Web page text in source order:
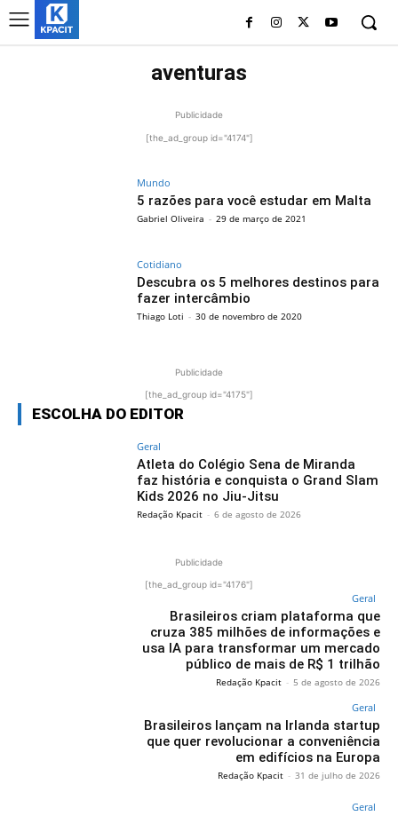
aventuras
Publicidade
[the_ad_group id="4174"]
Mundo
5 razões para você estudar em Malta
Gabriel Oliveira - 29 de março de 2021
Cotidiano
Descubra os 5 melhores destinos para
fazer intercâmbio
Thiago Loti - 30 de novembro de 2020
Publicidade
[the_ad_group id="4175"]
ESCOLHA DO EDITOR
Geral
Atleta do Colégio Sena de Miranda
faz história e conquista o Grand Slam
Kids 2026 no Jiu-Jitsu
Redação Kpacit - 6 de agosto de 2026
Publicidade
[the_ad_group id="4176"]
Geral
Brasileiros criam plataforma que
cruza 385 milhões de informações e
usa IA para transformar um mercado
público de mais de R$ 1 trilhão
Redação Kpacit - 5 de agosto de 2026
Geral
Brasileiros lançam na Irlanda startup
que quer revolucionar a conveniência
em edifícios na Europa
Redação Kpacit - 31 de julho de 2026
Geral